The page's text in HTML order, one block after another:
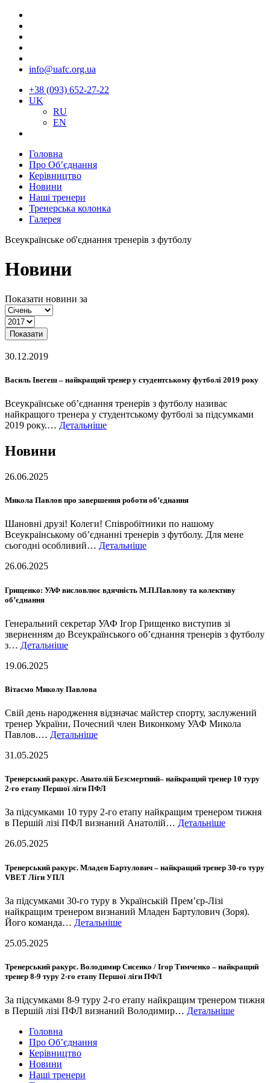
info@uafc.org.ua
+38 (093) 652-27-22
UK
RU
EN
Головна
Про Об’єднання
Керівництво
Новини
Наші тренери
Тренерська колонка
Галерея
Всеукраїнське об'єднання тренерів з футболу
Новини
Показати новини за
Показати
30.12.2019
Василь Івегеш – найкращий тренер у студентському футболі 2019 року
Всеукраїнське об’єднання тренерів з футболу називає
найкращого тренера у студентському футболі за підсумками
2019 року.… Детальніше
Новини
26.06.2025
Микола Павлов про завершення роботи об’єднання
Шановні друзі! Колеги! Співробітники по нашому
Всеукраїнському об’єднанні тренерів з футболу. Для мене
сьогодні особливий… Детальніше
26.06.2025
Грищенко: УАФ висловлює вдячність М.П.Павлову та колективу
об’єднання
Генеральний секретар УАФ Ігор Грищенко виступив зі
зверненням до Всеукраїнського об’єднання тренерів з футболу
з… Детальніше
19.06.2025
Вітаємо Миколу Павлова
Свій день народження відзначає майстер спорту, заслужений
тренер України, Почесний член Виконкому УАФ Микола
Павлов.… Детальніше
31.05.2025
Тренерський ракурс. Анатолій Безсмертний– найкращий тренер 10 туру
2-го етапу Першої ліги ПФЛ
За підсумками 10 туру 2-го етапу найкращим тренером тижня
в Першій лізі ПФЛ визнаний Анатолій… Детальніше
26.05.2025
Тренерський ракурс. Младен Бартулович – найкращий тренер 30-го туру
VBET Ліги УПЛ
За підсумками 30-го туру в Українській Прем’єр-Лізі
найкращим тренером визнаний Младен Бартулович (Зоря).
Його команда… Детальніше
25.05.2025
Тренерський ракурс. Володимир Сисенко / Ігор Тимченко – найкращий
тренер 8-9 туру 2-го етапу Першої ліги ПФЛ
За підсумками 8-9 туру 2-го етапу найкращим тренером тижня
в Першій лізі ПФЛ визнаний Володимир… Детальніше
Головна
Про Об’єднання
Керівництво
Новини
Наші тренери